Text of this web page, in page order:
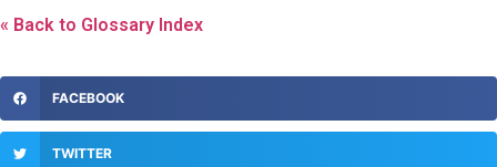
« Back to Glossary Index
FACEBOOK
TWITTER